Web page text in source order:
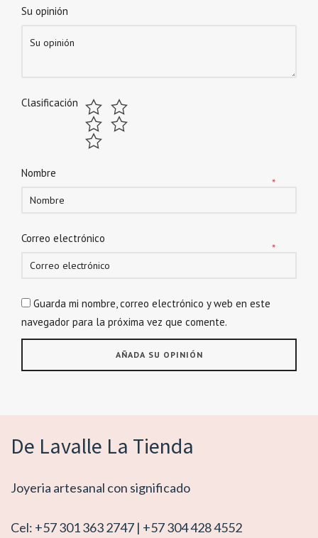
Su opinión
Clasificación
Nombre
*
Correo electrónico
*
Guarda mi nombre, correo electrónico y web en este
navegador para la próxima vez que comente.
De Lavalle La Tienda
Joyeria artesanal con significado
Cel: +57 301 363 2747 | +57 304 428 4552